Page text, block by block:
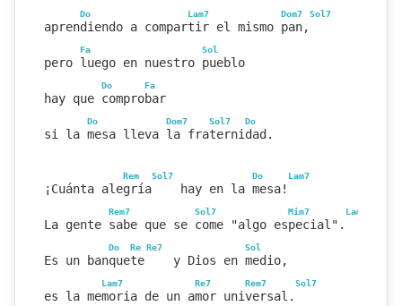
Do Lam7 Dom7 Sol7
aprendiendo a compartir el mismo pan,
Fa Sol
pero luego en nuestro pueblo
Do Fa
hay que comprobar
Do Dom7 Sol7 Do
si la mesa lleva la fraternidad.
Rem Sol7 Do Lam7
¡Cuánta alegría    hay en la mesa!
Rem7 Sol7 Mim7 Lam7
La gente sabe que se come "algo especial".
Do Re Re7 Sol
Es un banquete    y Dios en medio,
Lam7 Re7 Rem7 Sol7
es la memoria de un amor universal.